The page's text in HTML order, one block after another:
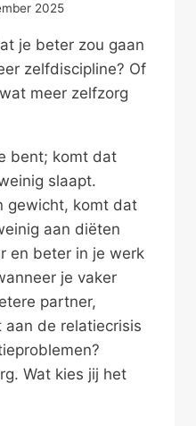
2025
je beter zou gaan
zelfdiscipline? Of
meer zelfzorg
bent; komt dat
slaapt.
gewicht, komt dat
aan diëten
en beter in je werk
je vaker
partner,
de relatiecrisis
Wat kies jij het